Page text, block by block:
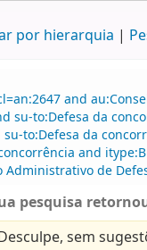
por hierarquia
and
su-to:Defesa da
to:Defesa da
and
de
pesquisa
sem